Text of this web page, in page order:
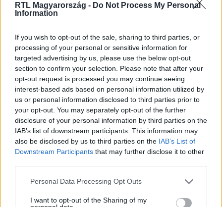
RTL Magyarország - Do Not Process My Personal
Information
If you wish to opt-out of the sale, sharing to third parties, or
processing of your personal or sensitive information for
targeted advertising by us, please use the below opt-out
section to confirm your selection. Please note that after your
opt-out request is processed you may continue seeing
interest-based ads based on personal information utilized by
us or personal information disclosed to third parties prior to
your opt-out. You may separately opt-out of the further
disclosure of your personal information by third parties on the
IAB’s list of downstream participants. This information may
also be disclosed by us to third parties on the IAB’s List of
Downstream Participants that may further disclose it to other
Please note that this website/app uses one or more Google
not limited to your visit or usage behaviour. You may click to
Personal Data Processing Opt Outs
I want to opt-out of the Sharing of my
Itt állítsd be, hogy az RTL.hu az elsők között
legyen a Google-találatokban!
Kövess minket, és értesülj a friss hírekről a
Facebookon is!
Követem